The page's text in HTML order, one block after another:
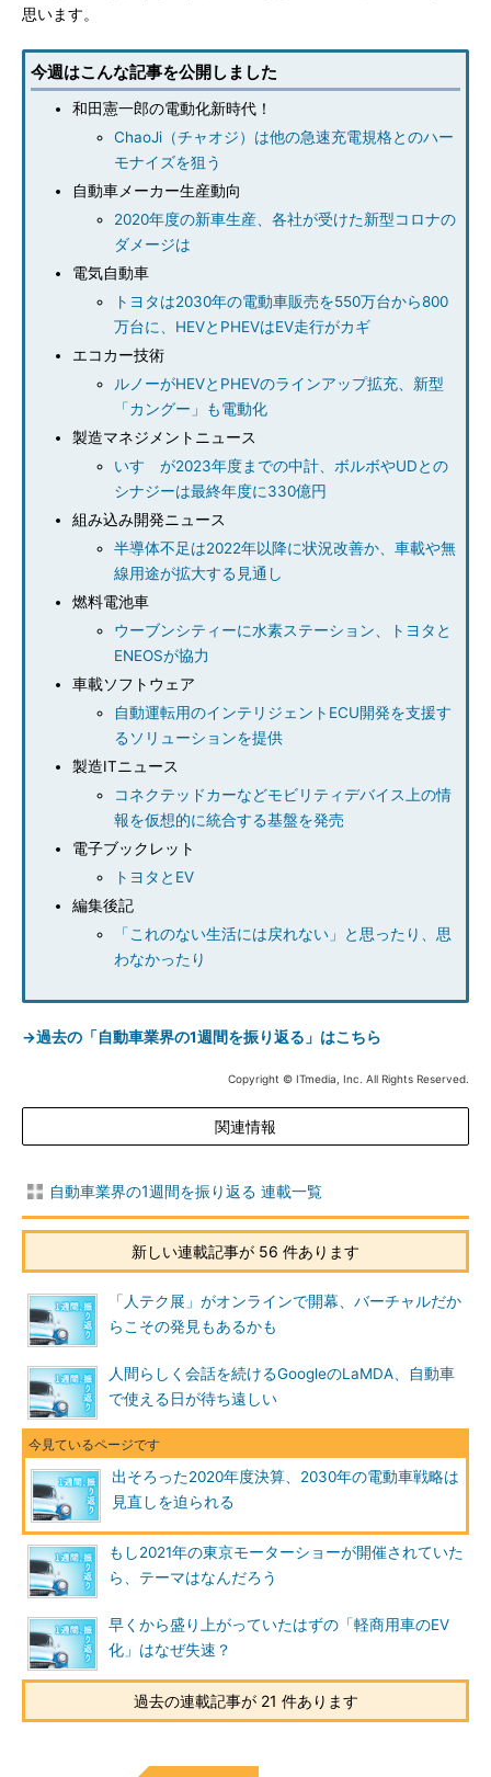
思います。
今週はこんな記事を公開しました
和田憲一郎の電動化新時代！
ChaoJi（チャオジ）は他の急速充電規格とのハー
モナイズを狙う
自動車メーカー生産動向
2020年度の新車生産、各社が受けた新型コロナの
ダメージは
電気自動車
トヨタは2030年の電動車販売を550万台から800
万台に、HEVとPHEVはEV走行がカギ
エコカー技術
ルノーがHEVとPHEVのラインアップ拡充、新型
「カングー」も電動化
製造マネジメントニュース
いすゞが2023年度までの中計、ボルボやUDとの
シナジーは最終年度に330億円
組み込み開発ニュース
半導体不足は2022年以降に状況改善か、車載や無
線用途が拡大する見通し
燃料電池車
ウーブンシティーに水素ステーション、トヨタと
ENEOSが協力
車載ソフトウェア
自動運転用のインテリジェントECU開発を支援す
るソリューションを提供
製造ITニュース
コネクテッドカーなどモビリティデバイス上の情
報を仮想的に統合する基盤を発売
電子ブックレット
トヨタとEV
編集後記
「これのない生活には戻れない」と思ったり、思
わなかったり
→過去の「自動車業界の1週間を振り返る」はこちら
Copyright © ITmedia, Inc. All Rights Reserved.
関連情報
自動車業界の1週間を振り返る 連載一覧
新しい連載記事が 56 件あります
「人テク展」がオンラインで開幕、バーチャルだか
らこその発見もあるかも
人間らしく会話を続けるGoogleのLaMDA、自動車
で使える日が待ち遠しい
出そろった2020年度決算、2030年の電動車戦略は
見直しを迫られる
もし2021年の東京モーターショーが開催されていた
ら、テーマはなんだろう
早くから盛り上がっていたはずの「軽商用車のEV
化」はなぜ失速？
過去の連載記事が 21 件あります